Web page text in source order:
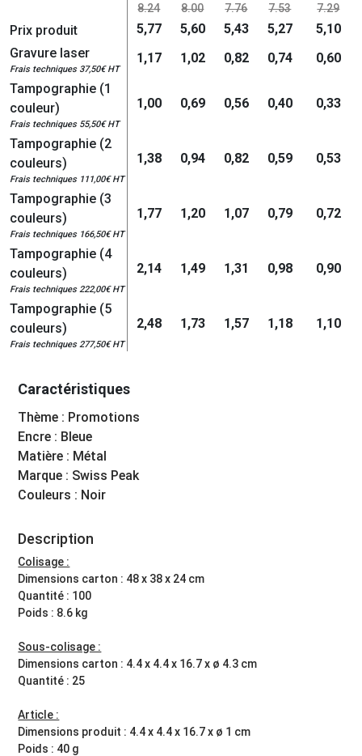
8.24 8.00 7.76 7.53 7.29
Prix produit 5,77 5,60 5,43 5,27
5,10
Gravure laser
Frais techniques 37,50€ HT
1,17 1,02 0,82 0,74
0,60
Tampographie (1
couleur)
Frais techniques 55,50€ HT
1,00 0,69 0,56 0,40 0,33
Tampographie (2
couleurs)
Frais techniques 111,00€ HT
1,38 0,94 0,82 0,59 0,53
Tampographie (3
couleurs)
Frais techniques 166,50€ HT
1,77 1,20 1,07 0,79 0,72
Tampographie (4
couleurs)
Frais techniques 222,00€ HT
2,14 1,49 1,31 0,98 0,90
Tampographie (5
couleurs)
Frais techniques 277,50€ HT
2,48 1,73 1,57 1,18 1,10
Caractéristiques
Thème : Promotions
Encre : Bleue
Matière : Métal
Marque : Swiss Peak
Couleurs : Noir
Description
Colisage :
Dimensions carton : 48 x 38 x 24 cm
Quantité : 100
Poids : 8.6 kg
Sous-colisage :
Dimensions carton : 4.4 x 4.4 x 16.7 x ø 4.3 cm
Quantité : 25
Article :
Dimensions produit : 4.4 x 4.4 x 16.7 x ø 1 cm
Poids : 40 g